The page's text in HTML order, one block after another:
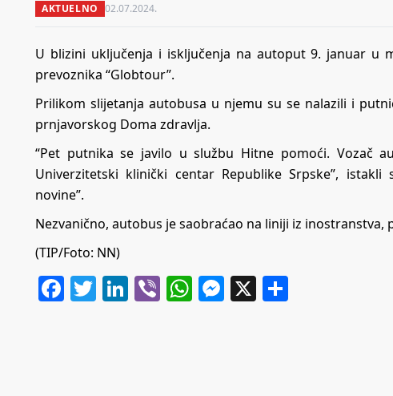
AKTUELNO 02.07.2024.
U blizini uključenja i isključenja na autoput 9. januar u
prevoznika “Globtour”.
Prilikom slijetanja autobusa u njemu su se nalazili i
prnjavorskog Doma zdravlja.
“Pet putnika se javilo u službu Hitne pomoći. Vozač
Univerzitetski klinički centar Republike Srpske”,
novine”.
Nezvanično, autobus je saobraćao na liniji iz inostranstva,
(TIP/Foto: NN)
Facebook
Twitter
LinkedIn
ViberWhatsApp
Messenger
X